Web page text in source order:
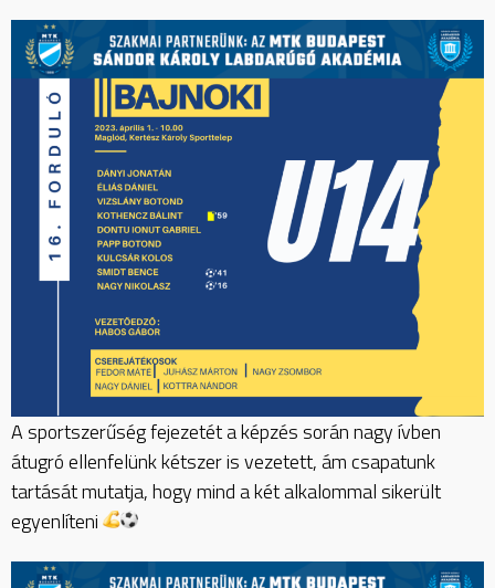
A sportszerűség fejezetét a képzés során nagy ívben
átugró ellenfelünk kétszer is vezetett, ám csapatunk
tartását mutatja, hogy mind a két alkalommal sikerült
egyenlíteni